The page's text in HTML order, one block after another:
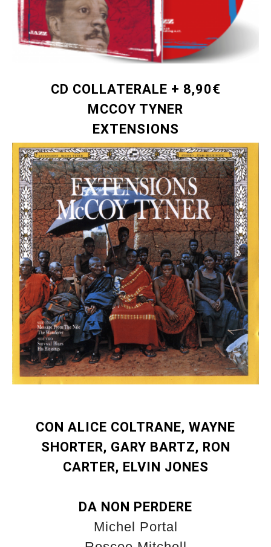
CD COLLATERALE + 8,90€
MCCOY TYNER
EXTENSIONS
CON ALICE COLTRANE, WAYNE
SHORTER, GARY BARTZ, RON
CARTER, ELVIN JONES
DA NON PERDERE
Michel Portal